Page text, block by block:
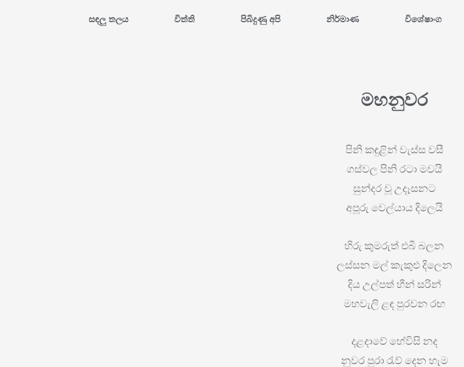
සඳලු තලය විත්ති පිබිදුණු අපි නිර්මාණ විශේෂාංග
මහනුවර
පිනි කඳුළින් වැස්ස වසී
ගස්වල පිනි රටා මවයි
සුන්දර වූ උදෑසනට
අපූරු වෙල්යාය දිලෙයි
හිරු කුමරුත් එබී බලන
ලස්සන මල් කැකුළු දිලෙන
දිය උල්පත් හීන් සරින්
මහවැලි ළඳ පුරවන රඟ
දළදාවේ හේවිසි නද
නුවර පුරා රැව් දෙන හැම